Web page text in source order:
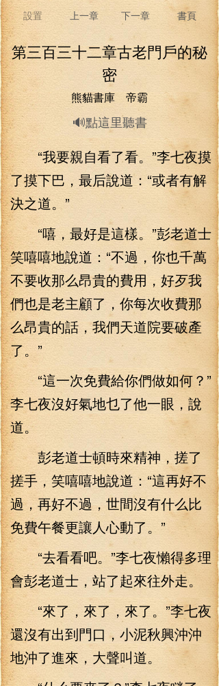
設置 上一章 下一章 書頁
第三百三十二章古老門戶的秘
密
熊貓書庫 帝霸
🔊點這里聽書
“我要親自看了看。”李七夜摸
了摸下巴，最后說道：“或者有解
決之道。”
“嘻，最好是這樣。”彭老道士
笑嘻嘻地說道：“不過，你也千萬
不要收那么昂貴的費用，好歹我
們也是老主顧了，你每次收費那
么昂貴的話，我們天道院要破產
了。”
“這一次免費給你們做如何？”
李七夜沒好氣地乜了他一眼，說
道。
彭老道士頓時來精神，搓了
搓手，笑嘻嘻地說道：“這再好不
過，再好不過，世間沒有什么比
免費午餐更讓人心動了。”
“去看看吧。”李七夜懶得多理
會彭老道士，站了起來往外走。
“來了，來了，來了。”李七夜
還沒有出到門口，小泥秋興沖沖
地沖了進來，大聲叫道。